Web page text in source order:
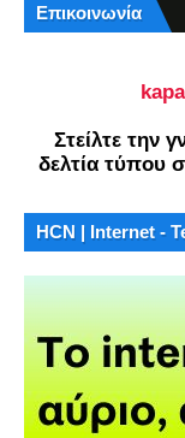
Επικοινωνία
Στείλτε την
δελτία τύπου
HCN | Internet -